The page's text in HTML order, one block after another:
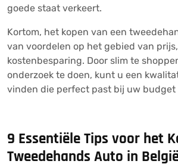
goede staat verkeert.
Kortom, het kopen van een
van voordelen op het gebied van
kostenbesparing. Door slim te
onderzoek te doen, kunt u een
vinden die perfect past bij uw budget
9 Essentiële Tips voor het
Tweedehands Auto in